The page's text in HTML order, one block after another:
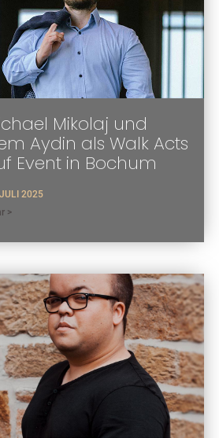
Mikolaj und
Aydin als Walk Acts
Event in Bochum
2025
>